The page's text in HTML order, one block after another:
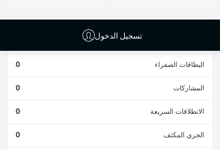
تسجيل الدخول
البطاقات الصفراء 0
المشاركات 0
الانطلاقات السريعة 0
الجري المكثف 0